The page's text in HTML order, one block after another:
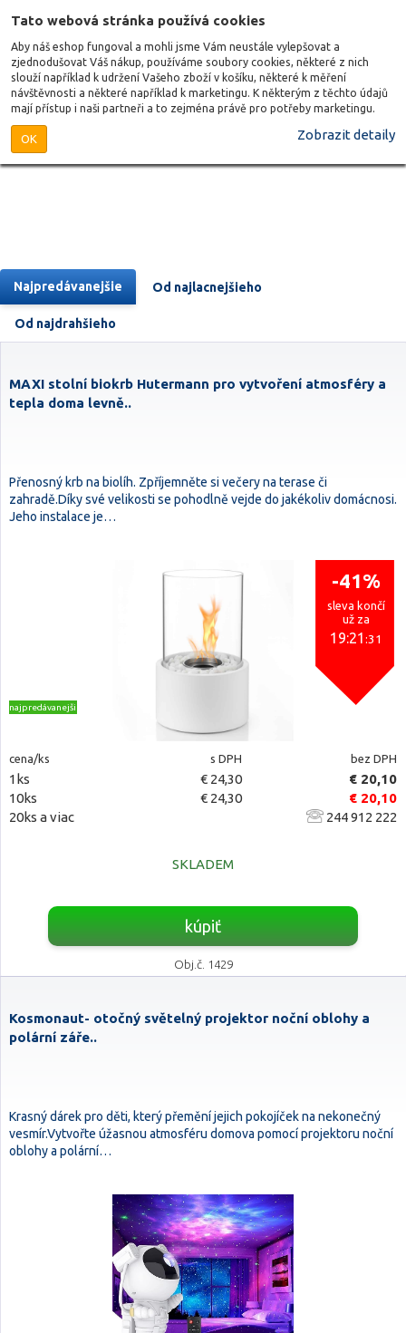
Tato webová stránka používá cookies
Aby náš eshop fungoval a mohli jsme Vám neustále vylepšovat a
zjednodušovat Váš nákup, používáme soubory cookies, některé z nich
slouží například k udržení Vašeho zboží v košíku, některé k měření
návštěvnosti a některé například k marketingu. K některým z těchto údajů
mají přístup i naši partneři a to zejména právě pro potřeby marketingu.
OK Zobrazit detaily
Najpredávanejšie Od najlacnejšieho
Od najdrahšieho
MAXI stolní biokrb Hutermann pro vytvoření atmosféry a
tepla doma levně..
Přenosný krb na biolíh. Zpříjemněte si večery na terase či
zahradě.Díky své velikosti se pohodlně vejde do jakékoliv domácnosi.
Jeho instalace je…
-41%
sleva končí
už za
19:21:30
najpredávanejšie
cena/ks s DPH bez DPH
1ks € 24,30
€ 20,10
10ks
€ 24,30
€ 20,10
20ks a viac
244 912 222
SKLADEM
kúpiť
Obj.č. 1429
Kosmonaut- otočný světelný projektor noční oblohy a
polární záře..
Krasný dárek pro děti, který přemění jejich pokojíček na nekonečný
vesmír.Vytvořte úžasnou atmosféru domova pomocí projektoru noční
oblohy a polární…